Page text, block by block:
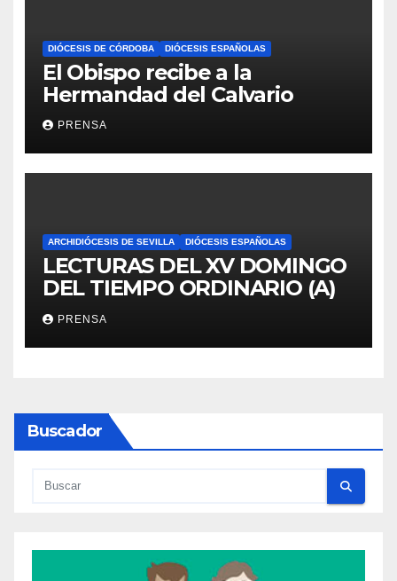
DIÓCESIS DE CÓRDOBA DIÓCESIS ESPAÑOLAS
El Obispo recibe a la
Hermandad del Calvario
PRENSA
ARCHIDIÓCESIS DE SEVILLA DIÓCESIS ESPAÑOLAS
LECTURAS DEL XV DOMINGO
DEL TIEMPO ORDINARIO (A)
PRENSA
Buscador